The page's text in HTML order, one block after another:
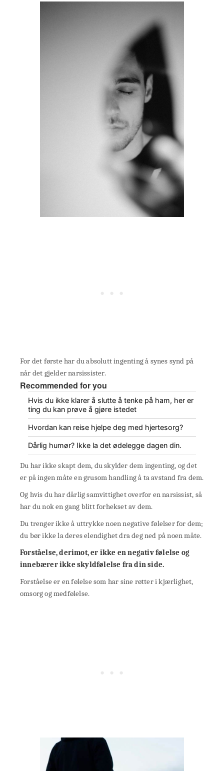
For det første har du absolutt ingenting å synes synd på
når det gjelder narsissister.
Recommended for you
Hvis du ikke klarer å slutte å tenke på ham, her er
ting du kan prøve å gjøre istedet
Hvordan kan reise hjelpe deg med hjertesorg?
Dårlig humør? Ikke la det ødelegge dagen din.
Du har ikke skapt dem, du skylder dem ingenting, og det
er på ingen måte en grusom handling å ta avstand fra dem.
Og hvis du har dårlig samvittighet overfor en narsissist, så
har du nok en gang blitt forhekset av dem.
Du trenger ikke å uttrykke noen negative følelser for dem;
du bør ikke la deres elendighet dra deg ned på noen måte.
Forståelse, derimot, er ikke en negativ følelse og
innebærer ikke skyldfølelse fra din side.
Forståelse er en følelse som har sine røtter i kjærlighet,
omsorg og medfølelse.